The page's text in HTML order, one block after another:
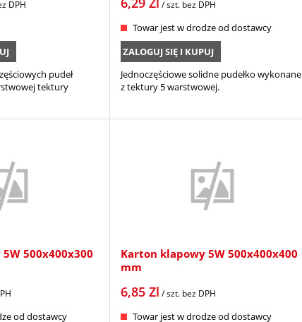
DPH
pudeł
tektury
/ szt. bez DPH
Towar jest w drodze od dostawcy
ZALOGUJ SIĘ I KUPUJ
Jednoczęściowe solidne pudełko wykonane
z tektury 5 warstwowej.
500x400x300
od dostawcy
Karton klapowy 5W 500x400x400
mm
6,85Zl / szt. bez DPH
Towar jest w drodze od dostawcy